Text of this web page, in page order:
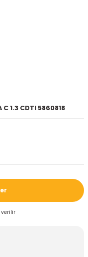
C 1.3 CDTI 5860818
verilir